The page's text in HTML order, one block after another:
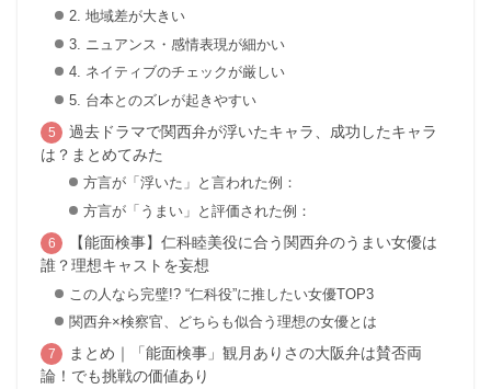
2. 地域差が大きい
3. ニュアンス・感情表現が細かい
4. ネイティブのチェックが厳しい
5. 台本とのズレが起きやすい
過去ドラマで関西弁が浮いたキャラ、成功したキャラ
は？まとめてみた
方言が「浮いた」と言われた例：
方言が「うまい」と評価された例：
【能面検事】仁科睦美役に合う関西弁のうまい女優は
誰？理想キャストを妄想
この人なら完璧!? “仁科役”に推したい女優TOP3
関西弁×検察官、どちらも似合う理想の女優とは
まとめ｜「能面検事」観月ありさの大阪弁は賛否両
論！でも挑戦の価値あり